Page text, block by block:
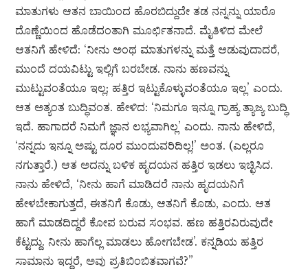
ಮಾತುಗಳು ಆತನ ಬಾಯಿಂದ ಹೊರಬಿದ್ದುದೇ ತಡ ನನ್ನನ್ನು ಯಾರೊ
ದೊಣ್ಣೆಯಿಂದ ಹೊಡೆದಂತಾಗಿ ಮೂರ್ಛಿತನಾದೆ. ಮೈತಿಳಿದ ಮೇಲೆ
ಆತನಿಗೆ ಹೇಳಿದೆ: ‘ನೀನು ಅಂಥ ಮಾತುಗಳನ್ನು ಮತ್ತೆ ಆಡುವುದಾದರೆ,
ಮುಂದೆ ದಯವಿಟ್ಟು ಇಲ್ಲಿಗೆ ಬರಬೇಡ. ನಾನು ಹಣವನ್ನು
ಮುಟ್ಟುವಂತೆಯೂ ಇಲ್ಲ; ಹತ್ತಿರ ಇಟ್ಟುಕೊಳ್ಳುವಂತೆಯೂ ಇಲ್ಲ’ ಎಂದು.
ಆತ ಅತ್ಯಂತ ಬುದ್ಧಿವಂತ. ಹೇಳಿದ: ‘ನಿಮಗೂ ಇನ್ನೂ ಗ್ರಾಹ್ಯ ತ್ಯಾಜ್ಯ ಬುದ್ಧಿ
ಇದೆ. ಹಾಗಾದರೆ ನಿಮಗೆ ಜ್ಞಾನ ಲಭ್ಯವಾಗಿಲ್ಲ’ ಎಂದು. ನಾನು ಹೇಳಿದೆ,
‘ನನ್ನದು ಇನ್ನೂ ಅಷ್ಟು ದೂರ ಮುಂದುವರಿದಿಲ್ಲ!’ ಅಂತ. (ಎಲ್ಲರೂ
ನಗುತ್ತಾರೆ.) ಆತ ಅದನ್ನು ಬಳಿಕ ಹೃದಯನ ಹತ್ತಿರ ಇಡಲು ಇಚ್ಛಿಸಿದ.
ನಾನು ಹೇಳಿದೆ, ‘ನೀನು ಹಾಗೆ ಮಾಡಿದರೆ ನಾನು ಹೃದಯನಿಗೆ
ಹೇಳಬೇಕಾಗುತ್ತದೆ, ಈತನಿಗೆ ಕೊಡು, ಆತನಿಗೆ ಕೊಡು, ಎಂದು. ಆತ
ಹಾಗೆ ಮಾಡದಿದ್ದರೆ ಕೋಪ ಬರುವ ಸಂಭವ. ಹಣ ಹತ್ತಿರವಿರುವುದೇ
ಕೆಟ್ಟದ್ದು. ನೀನು ಹಾಗೆಲ್ಲ ಮಾಡಲು ಹೋಗಬೇಡ’. ಕನ್ನಡಿಯ ಹತ್ತಿರ
ಸಾಮಾನು ಇದ್ದರೆ, ಅವು ಪ್ರತಿಬಿಂಬಿತವಾಗವೆ?”